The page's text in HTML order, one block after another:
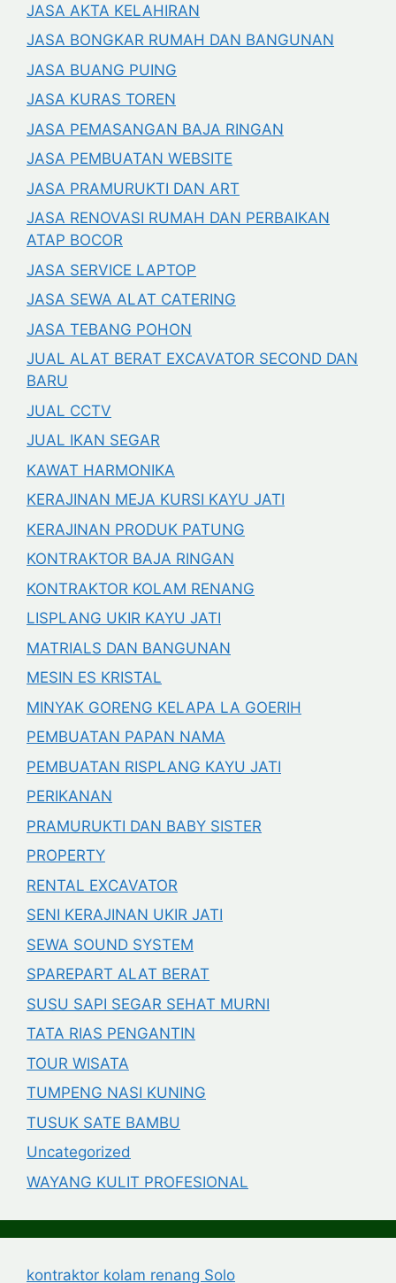
JASA AKTA KELAHIRAN
JASA BONGKAR RUMAH DAN BANGUNAN
JASA BUANG PUING
JASA KURAS TOREN
JASA PEMASANGAN BAJA RINGAN
JASA PEMBUATAN WEBSITE
JASA PRAMURUKTI DAN ART
JASA RENOVASI RUMAH DAN PERBAIKAN
ATAP BOCOR
JASA SERVICE LAPTOP
JASA SEWA ALAT CATERING
JASA TEBANG POHON
JUAL ALAT BERAT EXCAVATOR SECOND DAN
BARU
JUAL CCTV
JUAL IKAN SEGAR
KAWAT HARMONIKA
KERAJINAN MEJA KURSI KAYU JATI
KERAJINAN PRODUK PATUNG
KONTRAKTOR BAJA RINGAN
KONTRAKTOR KOLAM RENANG
LISPLANG UKIR KAYU JATI
MATRIALS DAN BANGUNAN
MESIN ES KRISTAL
MINYAK GORENG KELAPA LA GOERIH
PEMBUATAN PAPAN NAMA
PEMBUATAN RISPLANG KAYU JATI
PERIKANAN
PRAMURUKTI DAN BABY SISTER
PROPERTY
RENTAL EXCAVATOR
SENI KERAJINAN UKIR JATI
SEWA SOUND SYSTEM
SPAREPART ALAT BERAT
SUSU SAPI SEGAR SEHAT MURNI
TATA RIAS PENGANTIN
TOUR WISATA
TUMPENG NASI KUNING
TUSUK SATE BAMBU
Uncategorized
WAYANG KULIT PROFESIONAL
kontraktor kolam renang Solo